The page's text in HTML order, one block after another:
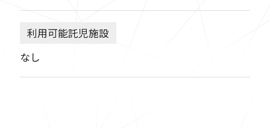
利用可能託児施設
なし